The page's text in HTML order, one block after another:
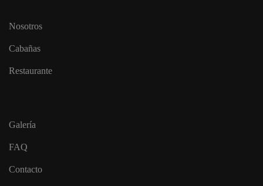
Nosotros
Cabañas
Restaurante
Galería
FAQ
Contacto